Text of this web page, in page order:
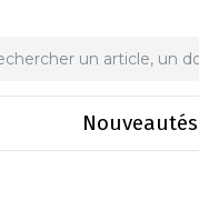
Nouveautés